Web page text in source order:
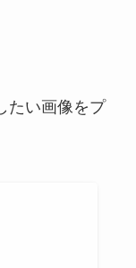
たい画像をプ